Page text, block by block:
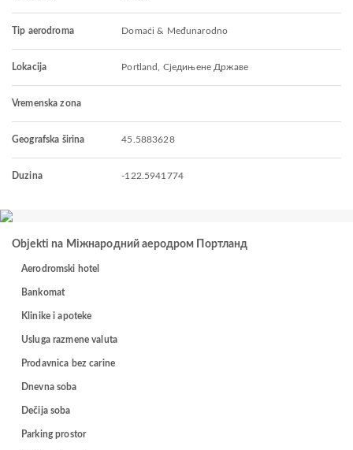
Tip aerodroma Domaći & Međunarodno
Lokacija Portland, Сједињене Државе
Vremenska zona
Geografska širina 45.5883628
Duzina -122.5941774
Objekti na Міжнародний аеродром Портланд
Aerodromski hotel
Bankomat
Klinike i apoteke
Usluga razmene valuta
Prodavnica bez carine
Dnevna soba
Dečija soba
Parking prostor